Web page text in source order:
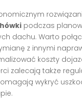
podczas
dachu. Warto
z innymi
koszty
zalecają także
wykryć